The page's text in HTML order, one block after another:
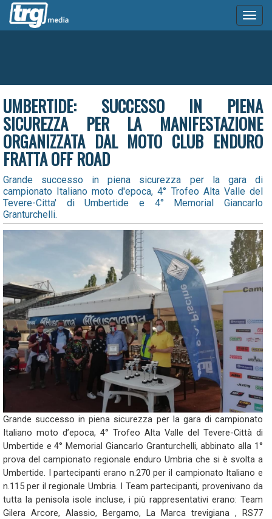
UMBERTIDE: SUCCESSO IN PIENA
SICUREZZA PER LA MANIFESTAZIONE
ORGANIZZATA DAL MOTO CLUB ENDURO
FRATTA OFF ROAD
Grande successo in piena sicurezza per la gara di
campionato Italiano moto d'epoca, 4° Trofeo Alta Valle del
Tevere-Citta' di Umbertide e 4° Memorial Giancarlo
Granturchelli.
Grande successo in piena sicurezza per la gara di campionato
Italiano moto d’epoca, 4° Trofeo Alta Valle del Tevere-Città di
Umbertide e 4° Memorial Giancarlo Granturchelli, abbinato alla 1°
prova del campionato regionale enduro Umbria che si è svolta a
Umbertide. I partecipanti erano n.270 per il campionato Italiano e
n.115 per il regionale Umbria. I Team partecipanti, provenivano da
tutta la penisola isole incluse, i più rappresentativi erano: Team
Gilera Arcore, Alassio, Bergamo, La Marca trevigiana , RS77